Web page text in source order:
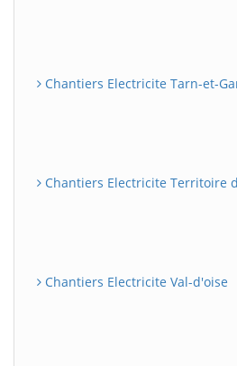
Chantiers Electricite Tarn-et-
Chantiers Electricite Territoire
Chantiers Electricite Val-d'oise